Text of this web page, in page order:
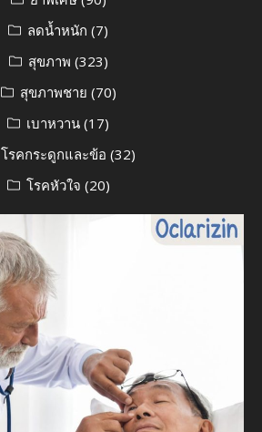
ลดน้ำหนัก (7)
สุขภาพ (323)
สุขภาพชาย (70)
เบาหวาน (17)
โรคกระดูกและข้อ (32)
โรคหัวใจ (20)